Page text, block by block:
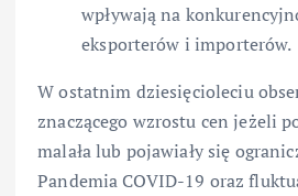
wpływają na
eksporterów i importerów.
W ostatnim dziesięcioleciu
znaczącego wzrostu cen jeżeli
malała lub pojawiały się
Pandemia COVID-19 oraz